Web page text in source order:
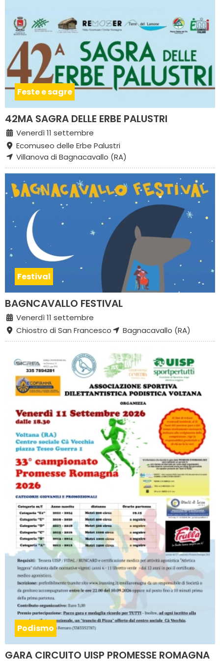
Feste e sagre
42MA SAGRA DELLE ERBE PALUSTRI
Venerdì 11 settembre
Ecomuseo delle Erbe Palustri
Villanova di Bagnacavallo (RA)
Festival
BAGNCAVALLO FESTIVAL
Venerdì 11 settembre
Chiostro di San Francesco
Bagnacavallo (RA)
Podismo
GARA CIRCUITO UISP PROMESSE ROMAGNA